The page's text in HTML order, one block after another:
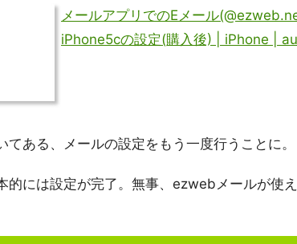
メールアプリでのEメール
iPhone5cの設定(購入後) | iPhone | au
てある、メールの設定をもう一度行うことに。
的には設定が完了。無事、ezwebメールが使